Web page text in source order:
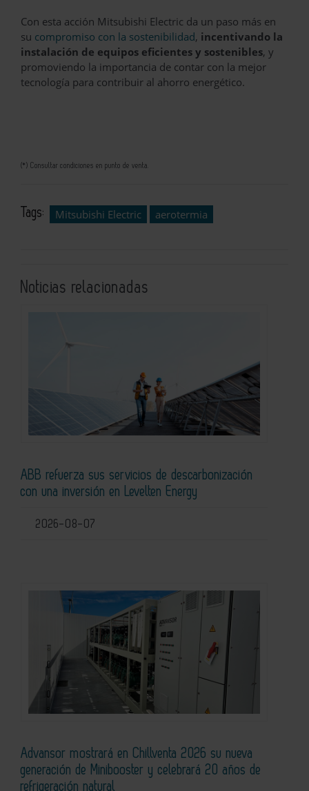
Con esta acción Mitsubishi Electric da un paso más en
su compromiso con la sostenibilidad, incentivando la
instalación de equipos eficientes y sostenibles, y
promoviendo la importancia de contar con la mejor
tecnología para contribuir al ahorro energético.
(*) Consultar condiciones en punto de venta.
Tags: Mitsubishi Electric aerotermia
Noticias relacionadas
ABB refuerza sus servicios de descarbonización
con una inversión en Levelten Energy
2026-08-07
Advansor mostrará en Chillventa 2026 su nueva
generación de Minibooster y celebrará 20 años de
refrigeración natural